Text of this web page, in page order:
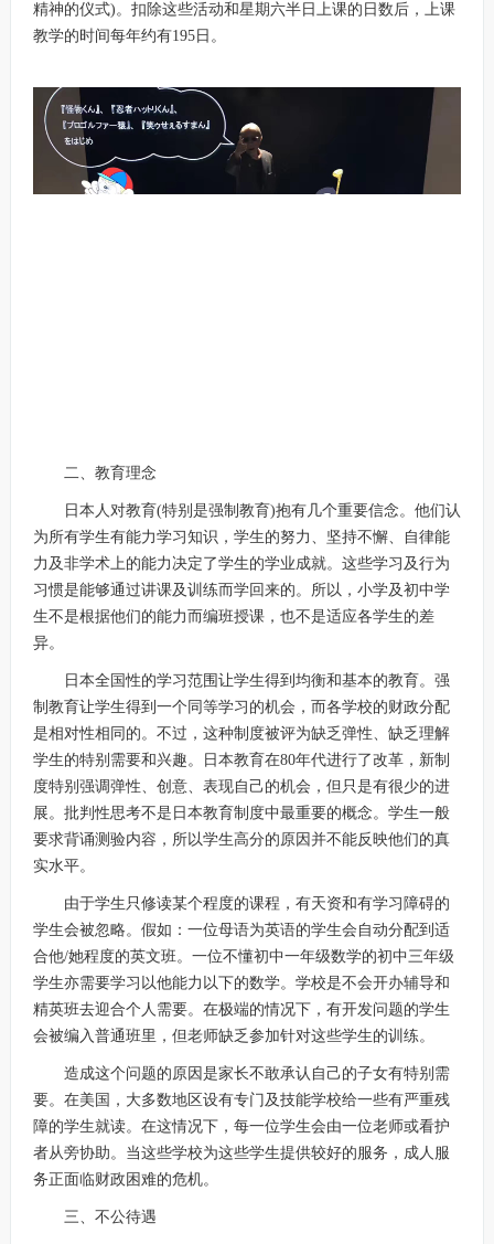
精神的仪式)。扣除这些活动和星期六半日上课的日数后，上课
教学的时间每年约有195日。
二、教育理念
日本人对教育(特别是强制教育)抱有几个重要信念。他们认
为所有学生有能力学习知识，学生的努力、坚持不懈、自律能
力及非学术上的能力决定了学生的学业成就。这些学习及行为
习惯是能够通过讲课及训练而学回来的。所以，小学及初中学
生不是根据他们的能力而编班授课，也不是适应各学生的差
异。
日本全国性的学习范围让学生得到均衡和基本的教育。强
制教育让学生得到一个同等学习的机会，而各学校的财政分配
是相对性相同的。不过，这种制度被评为缺乏弹性、缺乏理解
学生的特别需要和兴趣。日本教育在80年代进行了改革，新制
度特别强调弹性、创意、表现自己的机会，但只是有很少的进
展。批判性思考不是日本教育制度中最重要的概念。学生一般
要求背诵测验内容，所以学生高分的原因并不能反映他们的真
实水平。
由于学生只修读某个程度的课程，有天资和有学习障碍的
学生会被忽略。假如：一位母语为英语的学生会自动分配到适
合他/她程度的英文班。一位不懂初中一年级数学的初中三年级
学生亦需要学习以他能力以下的数学。学校是不会开办辅导和
精英班去迎合个人需要。在极端的情况下，有开发问题的学生
会被编入普通班里，但老师缺乏参加针对这些学生的训练。
造成这个问题的原因是家长不敢承认自己的子女有特别需
要。在美国，大多数地区设有专门及技能学校给一些有严重残
障的学生就读。在这情况下，每一位学生会由一位老师或看护
者从旁协助。当这些学校为这些学生提供较好的服务，成人服
务正面临财政困难的危机。
三、不公待遇